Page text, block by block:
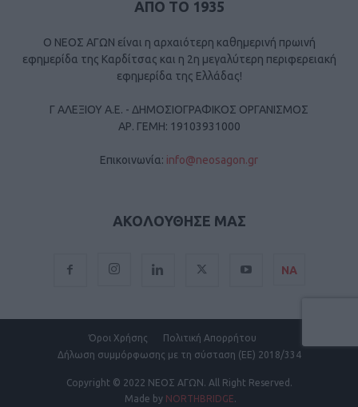
ΑΠΟ ΤΟ 1935
Ο ΝΕΟΣ ΑΓΩΝ είναι η αρχαιότερη καθημερινή πρωινή
εφημερίδα της Καρδίτσας και η 2η μεγαλύτερη περιφερειακή
εφημερίδα της Ελλάδας!
Γ ΑΛΕΞΙΟΥ Α.Ε. - ΔΗΜΟΣΙΟΓΡΑΦΙΚΟΣ ΟΡΓΑΝΙΣΜΟΣ
ΑΡ. ΓΕΜΗ: 19103931000
Επικοινωνία: info@neosagon.gr
ΑΚΟΛΟΥΘΗΣΕ ΜΑΣ
ΝΑ
Όροι Χρήσης
Πολιτική Απορρήτου
Δήλωση συμμόρφωσης με τη σύσταση (ΕΕ) 2018/334
Copyright © 2022 ΝΕΟΣ ΑΓΩΝ. All Right Reserved.
Made by NORTHBRIDGE.